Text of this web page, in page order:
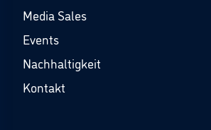
Media Sales
Events
Nachhaltigkeit
Kontakt